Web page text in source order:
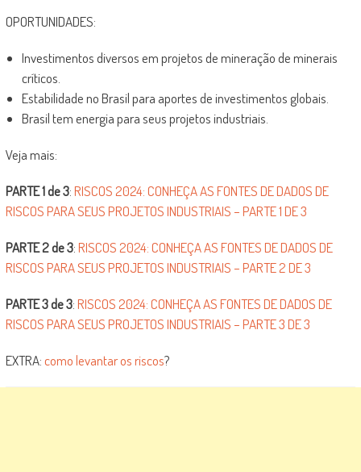
OPORTUNIDADES:
Investimentos diversos em projetos de mineração de minerais
críticos.
Estabilidade no Brasil para aportes de investimentos globais.
Brasil tem energia para seus projetos industriais.
Veja mais:
PARTE 1 de 3:RISCOS 2024: CONHEÇA AS FONTES DE DADOS DE
RISCOS PARA SEUS PROJETOS INDUSTRIAIS – PARTE 1 DE 3
PARTE 2 de 3:RISCOS 2024: CONHEÇA AS FONTES DE DADOS DE
RISCOS PARA SEUS PROJETOS INDUSTRIAIS – PARTE 2 DE 3
PARTE 3 de 3:RISCOS 2024: CONHEÇA AS FONTES DE DADOS DE
RISCOS PARA SEUS PROJETOS INDUSTRIAIS – PARTE 3 DE 3
EXTRA:como levantar os riscos?